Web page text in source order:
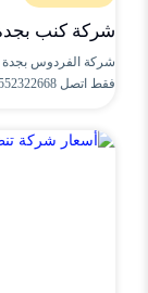
شركة كنب بجدة
شركة الفردوس بجدة
فقط اتصل 0552322668 نحن شركة ال..